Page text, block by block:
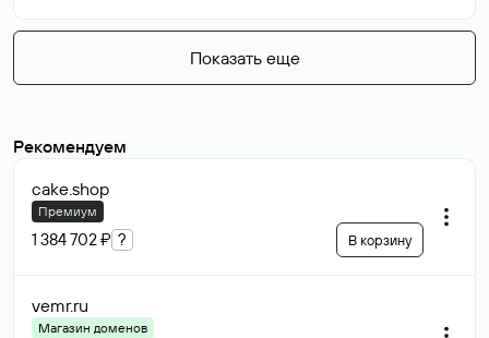
Показать еще
Рекомендуем
cake.shop
Премиум
1 384 702 ₽ ? В корзину
vemr.ru
Магазин доменов